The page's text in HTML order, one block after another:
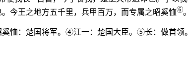
今王之地方五千里，兵甲百万，而专属之昭奚恤⑥
恤：楚国将军。④江一：楚国大臣。⑤长：做首领